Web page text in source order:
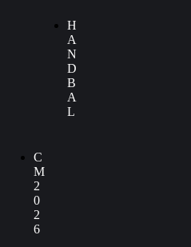
H
A
N
D
B
A
L
C
M
2
0
2
6